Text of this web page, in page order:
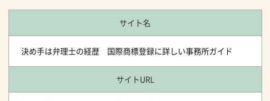
サイト名
決め手は弁理士の経歴 国際商標登録に詳しい事務所ガイド
サイトURL